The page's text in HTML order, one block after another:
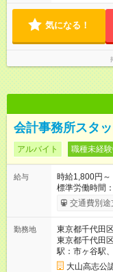
気になる！
会計事務所スタ
アルバイト 職種未経
給与
時給1,800円～
標準労働時間：1日あたり6時
期間の長さ：
交通費別途
勤務地
東京都千代田区
東京都千代田
駅：市ヶ谷駅
大山高志公